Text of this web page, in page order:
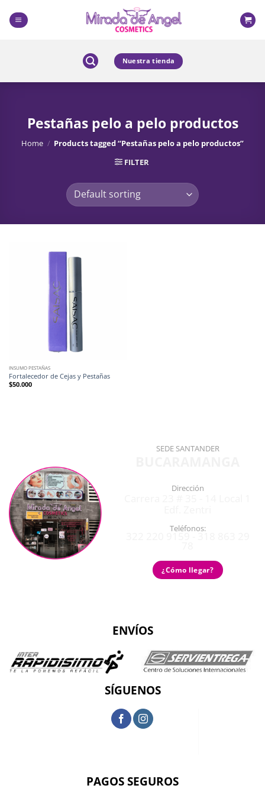
content
Nuestra tienda
Pestañas pelo a pelo productos
Home / Products tagged “Pestañas pelo a pelo productos”
FILTER
INSUMO PESTAÑAS
Fortalecedor de Cejas y Pestañas
$50.000
SEDE SANTANDER
Dirección
Teléfonos:
¿Cómo llegar?
ENVÍOS
SÍGUENOS
PAGOS SEGUROS